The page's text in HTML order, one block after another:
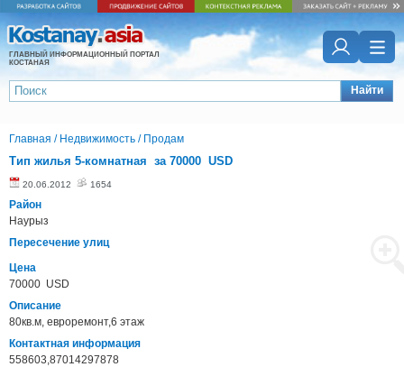
ГЛАВНЫЙ ИНФОРМАЦИОННЫЙ ПОРТАЛ
КОСТАНАЯ
Найти
Главная / Недвижимость / Продам
Тип жилья 5-комнатная за 70000 USD
20.06.2012 1654
Район
Наурыз
Пересечение улиц
Цена
70000 USD
Описание
80кв.м, евроремонт,6 этаж
Контактная информация
558603,87014297878